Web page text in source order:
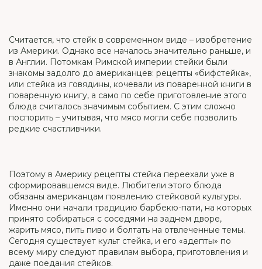
Считается, что стейк в современном виде – изобретение
из Америки. Однако все началось значительно раньше, и
в Англии. Потомкам Римской империи стейки были
знакомы задолго до американцев: рецепты «бифстейка»,
или стейка из говядины, кочевали из поваренной книги в
поваренную книгу, а само по себе приготовление этого
блюда считалось значимым событием. С этим сложно
поспорить – учитывая, что мясо могли себе позволить
редкие счастливчики.
Поэтому в Америку рецепты стейка переехали уже в
сформировавшемся виде. Любители этого блюда
обязаны американцам появлению стейковой культуры.
Именно они начали традицию барбекю-пати, на которых
принято собираться с соседями на заднем дворе,
жарить мясо, пить пиво и болтать на отвлеченные темы.
Сегодня существует культ стейка, и его «адепты» по
всему миру следуют правилам выбора, приготовления и
даже поедания стейков.